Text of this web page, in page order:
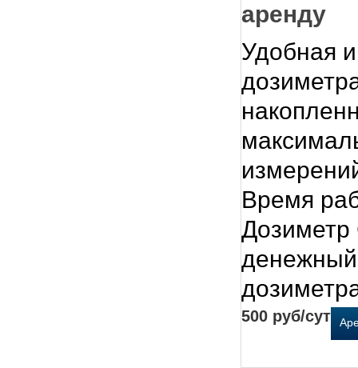
аренду
Удобная
Время
денежный
500 руб/сут